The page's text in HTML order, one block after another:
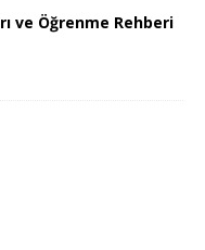
ve Öğrenme Rehberi